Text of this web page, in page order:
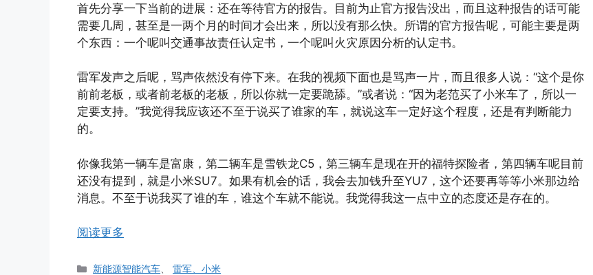
首先分享一下当前的进展：还在等待官方的报告。目前为止官方报告没出，而且这种报告的话可能
需要几周，甚至是一两个月的时间才会出来，所以没有那么快。所谓的官方报告呢，可能主要是两
个东西：一个呢叫交通事故责任认定书，一个呢叫火灾原因分析的认定书。
雷军发声之后呢，骂声依然没有停下来。在我的视频下面也是骂声一片，而且很多人说：“这个是你
前前老板，或者前老板的老板，所以你就一定要跪舔。”或者说：“因为老范买了小米车了，所以一
定要支持。”我觉得我应该还不至于说买了谁家的车，就说这车一定好这个程度，还是有判断能力
的。
你像我第一辆车是富康，第二辆车是雪铁龙C5，第三辆车是现在开的福特探险者，第四辆车呢目前
还没有提到，就是小米SU7。如果有机会的话，我会去加钱升至YU7，这个还要再等等小米那边给
消息。不至于说我买了谁的车，谁这个车就不能说。我觉得我这一点中立的态度还是存在的。
阅读更多
分
新能源智能汽车 、雷军、小米